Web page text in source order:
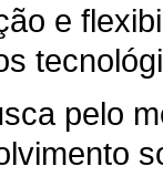
e
pelo